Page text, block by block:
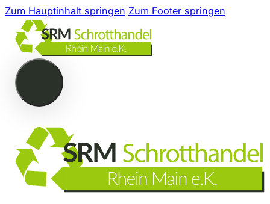
Zum Hauptinhalt springen Zum Footer springen